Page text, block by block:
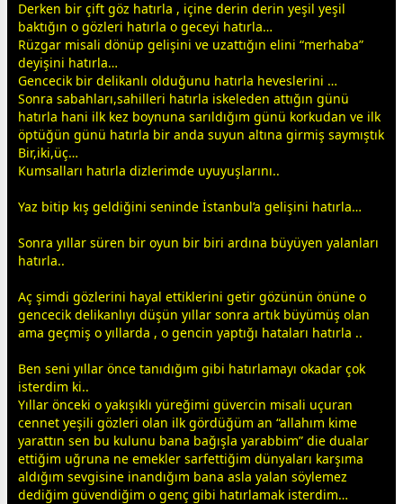
Derken bir çift göz hatırla , içine derin derin yeşil yeşil
baktığın o gözleri hatırla o geceyi hatırla…
Rüzgar misali dönüp gelişini ve uzattığın elini “merhaba”
deyişini hatırla…
Gencecik bir delikanlı olduğunu hatırla heveslerini …
Sonra sabahları,sahilleri hatırla iskeleden attığın günü
hatırla hani ilk kez boynuna sarıldığım günü korkudan ve ilk
öptüğün günü hatırla bir anda suyun altına girmiş saymıştık
Bir,iki,üç…
Kumsalları hatırla dizlerimde uyuyuşlarını..
Yaz bitip kış geldiğini seninde İstanbul’a gelişini hatırla…
Sonra yıllar süren bir oyun bir biri ardına büyüyen yalanları
hatırla..
Aç şimdi gözlerini hayal ettiklerini getir gözünün önüne o
gencecik delikanlıyı düşün yıllar sonra artık büyümüş olan
ama geçmiş o yıllarda , o gencin yaptığı hataları hatırla ..
Ben seni yıllar önce tanıdığım gibi hatırlamayı okadar çok
isterdim ki..
Yıllar önceki o yakışıklı yüreğimi güvercin misali uçuran
cennet yeşili gözleri olan ilk gördüğüm an “allahım kime
yarattın sen bu kulunu bana bağışla yarabbim” die dualar
ettiğim uğruna ne emekler sarfettiğim dünyaları karşıma
aldığım sevgisine inandığım bana asla yalan söylemez
dediğim güvendiğim o genç gibi hatırlamak isterdim…